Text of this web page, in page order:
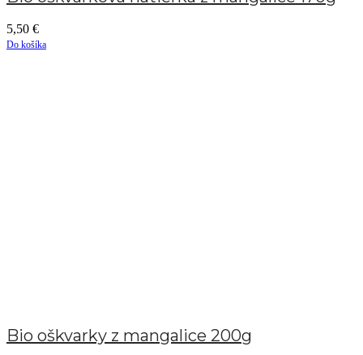
5,50 €
Do košíka
Bio oškvarky z mangalice 200g